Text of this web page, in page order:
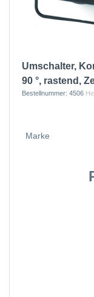
Umschalter,
90 °, rastend,
Bestellnummer: 4506
Marke